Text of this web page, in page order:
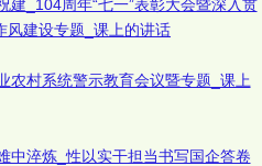
建_104周年“七一”表彰大会暨深入贯
风建设专题_课上的讲话
农村系统警示教育会议暨专题_课上
中淬炼_性以实干担当书写国企答卷